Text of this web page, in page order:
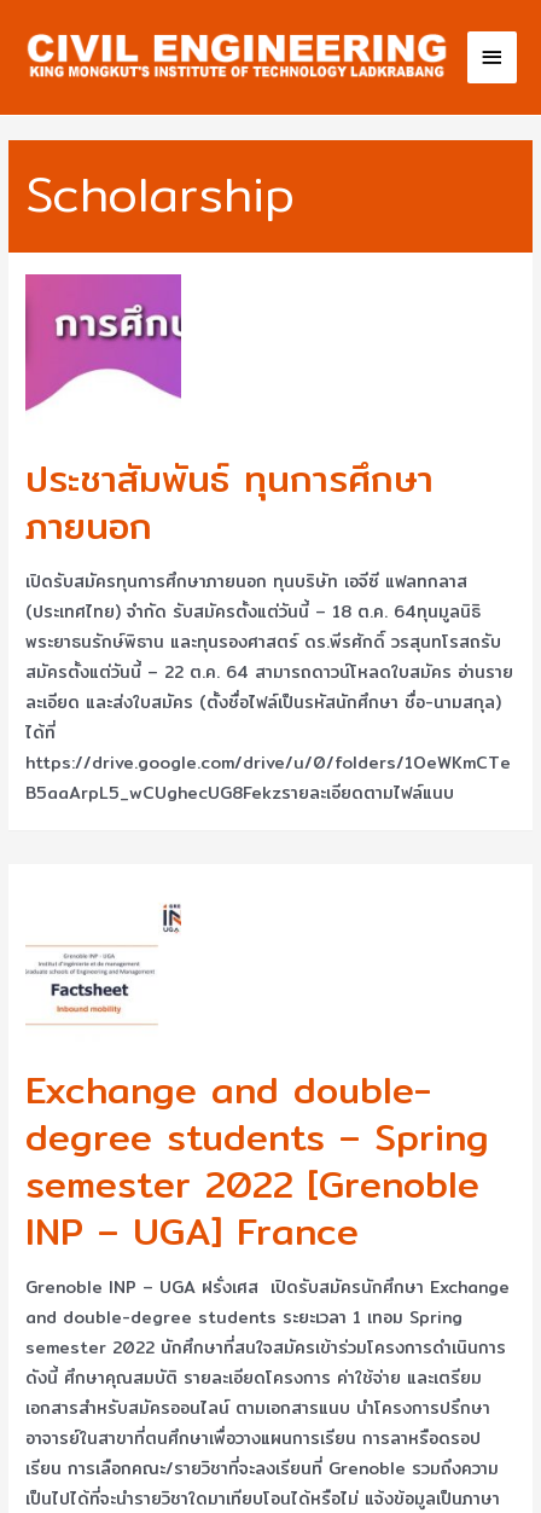
Scholarship
ประชาสัมพันธ์ ทุนการศึกษา
ภายนอก
เปิดรับสมัครทุนการศึกษาภายนอก ทุนบริษัท เอจีซี แฟลทกลาส
(ประเทศไทย) จำกัด รับสมัครตั้งแต่วันนี้ – 18 ต.ค. 64ทุนมูลนิธิ
พระยาธนรักษ์พิธาน และทุนรองศาสตร์ ดร.พีรศักดิ์ วรสุนทโรสถรับ
สมัครตั้งแต่วันนี้ – 22 ต.ค. 64 สามารถดาวน์โหลดใบสมัคร อ่านราย
ละเอียด และส่งใบสมัคร (ตั้งชื่อไฟล์เป็นรหัสนักศึกษา ชื่อ-นามสกุล)
ได้ที่
https://drive.google.com/drive/u/0/folders/1OeWKmCTe
B5aaArpL5_wCUghecUG8Fekzรายละเอียดตามไฟล์แนบ
Exchange and double-
degree students – Spring
semester 2022 [Grenoble
INP – UGA] France
Grenoble INP – UGA ฝรั่งเศส เปิดรับสมัครนักศึกษา Exchange
and double-degree students ระยะเวลา 1 เทอม Spring
semester 2022 นักศึกษาที่สนใจสมัครเข้าร่วมโครงการดำเนินการ
ดังนี้ ศึกษาคุณสมบัติ รายละเอียดโครงการ ค่าใช้จ่าย และเตรียม
เอกสารสำหรับสมัครออนไลน์ ตามเอกสารแนบ นำโครงการปรึกษา
อาจารย์ในสาขาที่ตนศึกษาเพื่อวางแผนการเรียน การลาหรือดรอป
เรียน การเลือกคณะ/รายวิชาที่จะลงเรียนที่ Grenoble รวมถึงความ
เป็นไปได้ที่จะนำรายวิชาใดมาเทียบโอนได้หรือไม่ แจ้งข้อมูลเป็นภาษา